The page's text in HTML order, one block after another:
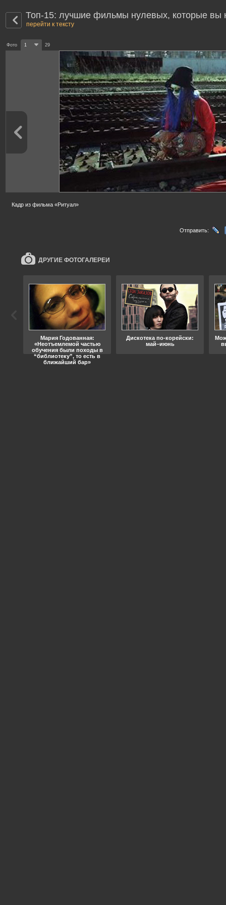
Топ-15: лучшие фильмы нулевых, которые вы
перейти к тексту
Фото 1 29
Кадр из фильма «Ритуал»
Отправить:
ДРУГИЕ ФОТОГАЛЕРЕИ
Мария Годованная:
«Неотъемлемой частью
обучения были походы в
“библиотеку”, то есть в
ближайший бар»
Дискотека по-корейски:
май–июнь